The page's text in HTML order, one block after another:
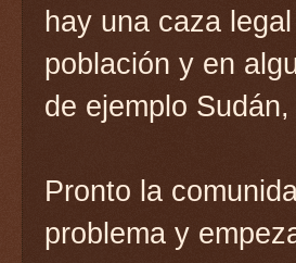
hay una caza
población y en
de ejemplo
Pronto la
problema y